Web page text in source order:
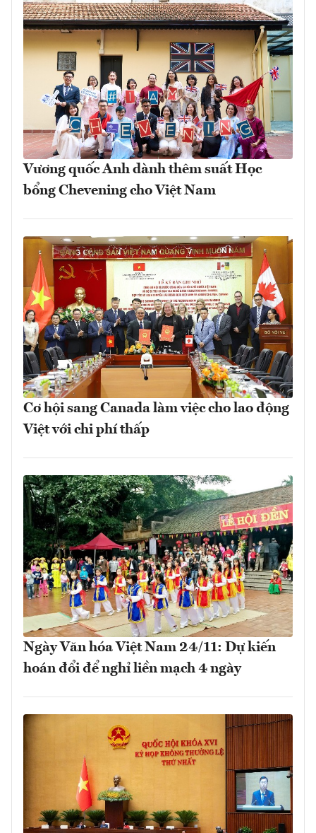
Vương quốc Anh dành thêm suất Học
bổng Chevening cho Việt Nam
Cơ hội sang Canada làm việc cho lao động
Việt với chi phí thấp
Ngày Văn hóa Việt Nam 24/11: Dự kiến
hoán đổi để nghỉ liền mạch 4 ngày